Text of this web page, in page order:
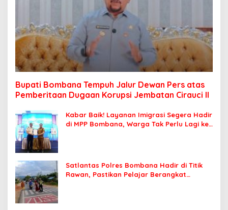
Bupati Bombana Tempuh Jalur Dewan Pers atas
Pemberitaan Dugaan Korupsi Jembatan Cirauci II
Kabar Baik! Layanan Imigrasi Segera Hadir
di MPP Bombana, Warga Tak Perlu Lagi ke
Satlantas Polres Bombana Hadir di Titik
Rawan, Pastikan Pelajar Berangkat